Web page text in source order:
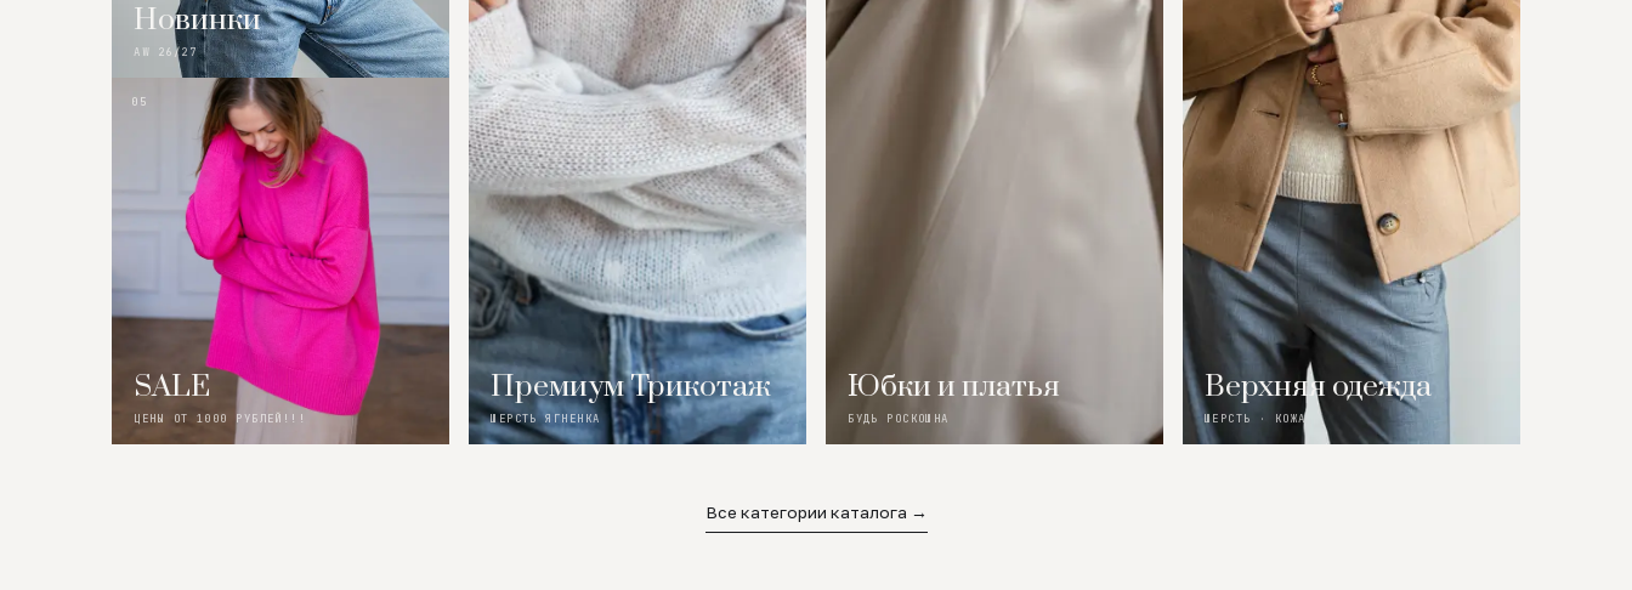
Новинки
AW 26/27
05
SALE
ЦЕНЫ ОТ 1000 РУБЛЕЙ!!!
Премиум Трикотаж
ШЕРСТЬ ЯГНЕНКА
Юбки и платья
БУДЬ РОСКОШНА
Верхняя одежда
ШЕРСТЬ · КОЖА
Все категории каталога →